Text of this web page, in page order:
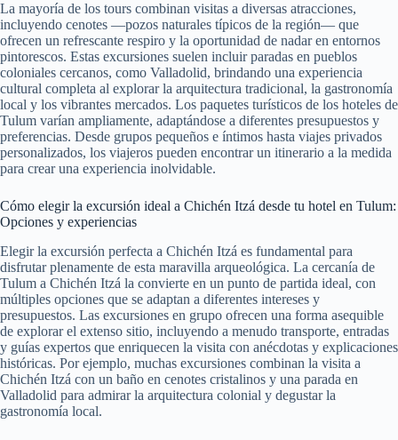
La mayoría de los tours combinan visitas a diversas atracciones,
incluyendo cenotes —pozos naturales típicos de la región— que
ofrecen un refrescante respiro y la oportunidad de nadar en entornos
pintorescos. Estas excursiones suelen incluir paradas en pueblos
coloniales cercanos, como Valladolid, brindando una experiencia
cultural completa al explorar la arquitectura tradicional, la gastronomía
local y los vibrantes mercados. Los paquetes turísticos de los hoteles de
Tulum varían ampliamente, adaptándose a diferentes presupuestos y
preferencias. Desde grupos pequeños e íntimos hasta viajes privados
personalizados, los viajeros pueden encontrar un itinerario a la medida
para crear una experiencia inolvidable.
Cómo elegir la excursión ideal a Chichén Itzá desde tu hotel en Tulum:
Opciones y experiencias
Elegir la excursión perfecta a Chichén Itzá es fundamental para
disfrutar plenamente de esta maravilla arqueológica. La cercanía de
Tulum a Chichén Itzá la convierte en un punto de partida ideal, con
múltiples opciones que se adaptan a diferentes intereses y
presupuestos. Las excursiones en grupo ofrecen una forma asequible
de explorar el extenso sitio, incluyendo a menudo transporte, entradas
y guías expertos que enriquecen la visita con anécdotas y explicaciones
históricas. Por ejemplo, muchas excursiones combinan la visita a
Chichén Itzá con un baño en cenotes cristalinos y una parada en
Valladolid para admirar la arquitectura colonial y degustar la
gastronomía local.